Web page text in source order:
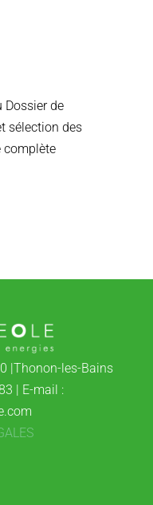
Dossier de
sélection des
complète
|Thonon-les-Bains
| E-mail :